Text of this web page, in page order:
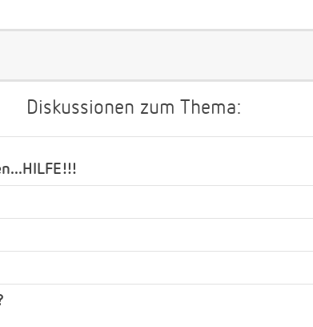
Diskussionen zum Thema: